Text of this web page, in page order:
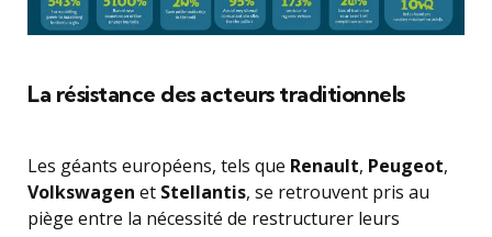
La résistance des acteurs traditionnels
Les géants européens, tels que Renault, Peugeot,
Volkswagen et Stellantis, se retrouvent pris au
piège entre la nécessité de restructurer leurs